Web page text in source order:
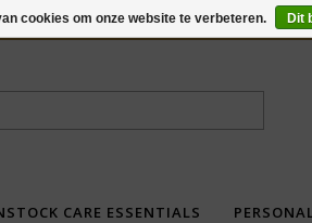
CARE ESSENTIALS
cookies om onze website te verbeteren. Dit